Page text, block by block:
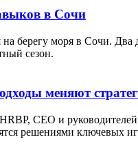
в Сочи
берегу моря в Сочи.
сезон.
меняют
СЕО и
решениями ключевых